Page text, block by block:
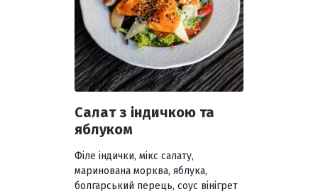
Салат з індичкою та
яблуком
Філе індички, мікс салату,
маринована морква, яблука,
болгарський перець, соус вінігрет